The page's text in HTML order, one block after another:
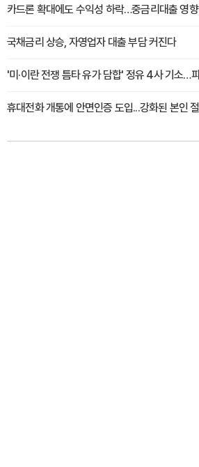
카드론 확대에도 수익성 하락…중금리대출 영향
국채금리 상승, 자영업자 대출 부담 커진다
'미·이란 전쟁 틈타 유가 담합' 정유 4사 기소…
휴대전화 개통에 안면인증 도입...강화된 본인